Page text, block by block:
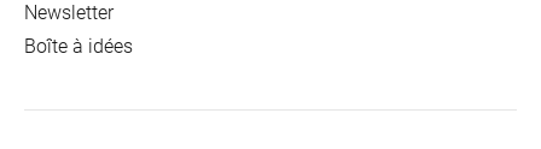
Newsletter
Boîte à idées